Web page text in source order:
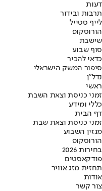
דעות
תרבות ובידור
לייף סטייל
הורוסקופ
שישבת
סוף שבוע
כדאי להכיר
סיפור המשק הישראלי
נדל"ן
ראשי
זמני כניסת וצאת השבת
כללי ומידע
דף הבית
זמני כניסת וצאת שבת
מגזין השבוע
הורוסקופ
בחירות 2026
פודקאסטים
תחזית מזג אוויר
אודות
צור קשר